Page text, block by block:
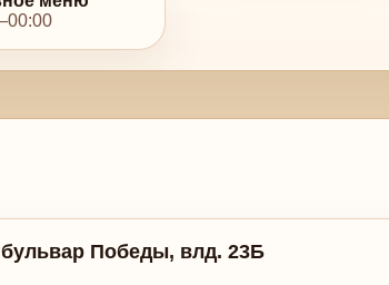
Победы, влд. 23Б